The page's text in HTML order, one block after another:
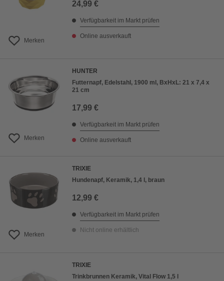
Merken
24,99 €
Verfügbarkeit im Markt prüfen
Online ausverkauft
Merken
HUNTER
Futternapf, Edelstahl, 1900 ml, BxHxL: 21 x 7,4 x
21 cm
17,99 €
Verfügbarkeit im Markt prüfen
Online ausverkauft
Merken
TRIXIE
Hundenapf, Keramik, 1,4 l, braun
12,99 €
Verfügbarkeit im Markt prüfen
Nicht online erhältlich
TRIXIE
Trinkbrunnen Keramik, Vital Flow 1,5 l